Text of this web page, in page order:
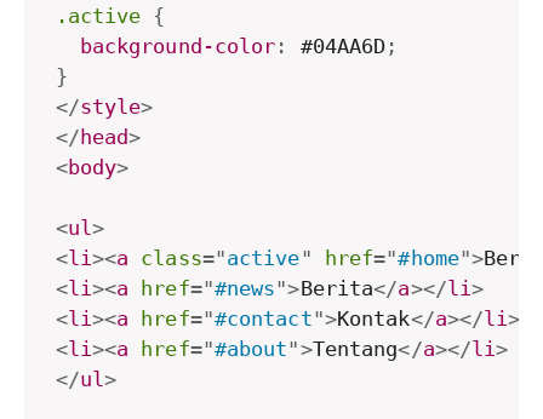
.active {
background-color : #04AA6D ;
}
</style>
</head>
<body>
<ul >
<li ><a class="active" href="#home">
<li ><a href="#news">Berita</a></li>
<li ><a href="#contact">Kontak</a></li>
<li ><a href="#about">Tentang</a></li>
</ul >